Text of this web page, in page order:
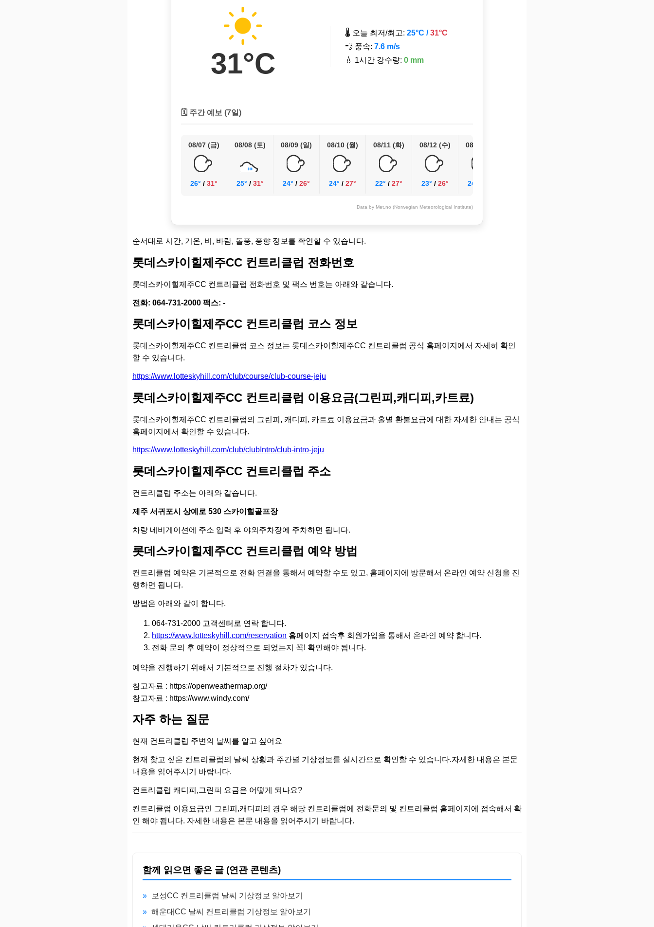
31°C
🌡️ 오늘 최저/최고: 25°C /31°C
💨 풍속: 7.6 m/s
💧 1시간 강수량: 0 mm
🗓️ 주간 예보 (7일)
08/07 (금)
26° / 31°
08/08 (토)
25° / 31°
08/09 (일)
24° / 26°
08/10 (월)
24° / 27°
08/11 (화)
22° / 27°
08/12 (수)
23° / 26°
08/13 (목)
24°
Data by Met.no (Norwegian Meteorological Institute)
순서대로 시간, 기온, 비, 바람, 돌풍, 풍향 정보를 확인할 수 있습니다.
롯데스카이힐제주CC 컨트리클럽 전화번호
롯데스카이힐제주CC 컨트리클럽 전화번호 및 팩스 번호는 아래와 같습니다.
전화: 064-731-2000 팩스: -
롯데스카이힐제주CC 컨트리클럽 코스 정보
롯데스카이힐제주CC 컨트리클럽 코스 정보는 롯데스카이힐제주CC 컨트리클럽 공식 홈페이지에서 자세히 확인
할 수 있습니다.
https://www.lotteskyhill.com/club/course/club-course-jeju
롯데스카이힐제주CC 컨트리클럽 이용요금(그린피,캐디피,카트료)
롯데스카이힐제주CC 컨트리클럽의 그린피, 캐디피, 카트료 이용요금과 홀별 환불요금에 대한 자세한 안내는 공식
홈페이지에서 확인할 수 있습니다.
https://www.lotteskyhill.com/club/clubIntro/club-intro-jeju
롯데스카이힐제주CC 컨트리클럽 주소
컨트리클럽 주소는 아래와 같습니다.
제주 서귀포시 상예로 530 스카이힐골프장
차량 네비게이션에 주소 입력 후 야외주차장에 주차하면 됩니다.
롯데스카이힐제주CC 컨트리클럽 예약 방법
컨트리클럽 예약은 기본적으로 전화 연결을 통해서 예약할 수도 있고, 홈페이지에 방문해서 온라인 예약 신청을 진
행하면 됩니다.
방법은 아래와 같이 합니다.
064-731-2000 고객센터로 연락 합니다.
https://www.lotteskyhill.com/reservation 홈페이지 접속후 회원가입을 통해서 온라인 예약 합니다.
전화 문의 후 예약이 정상적으로 되었는지 꼭! 확인해야 됩니다.
예약을 진행하기 위해서 기본적으로 진행 절차가 있습니다.
참고자료 : https://openweathermap.org/
참고자료 : https://www.windy.com/
자주 하는 질문
현재 컨트리클럽 주변의 날씨를 알고 싶어요
현재 찾고 싶은 컨트리클럽의 날씨 상황과 주간별 기상정보를 실시간으로 확인할 수 있습니다.자세한 내용은 본문
내용을 읽어주시기 바랍니다.
컨트리클럽 캐디피,그린피 요금은 어떻게 되나요?
컨트리클럽 이용요금인 그린피,캐디피의 경우 해당 컨트리클럽에 전화문의 및 컨트리클럽 홈페이지에 접속해서 확
인 해야 됩니다. 자세한 내용은 본문 내용을 읽어주시기 바랍니다.
함께 읽으면 좋은 글 (연관 콘텐츠)
»
보성CC 컨트리클럽 날씨 기상정보 알아보기
» 해운대CC 날씨 컨트리클럽 기상정보 알아보기